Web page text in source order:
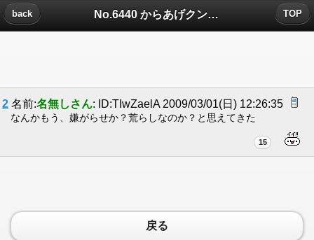
No.6440 からあげクンについたコメント
back TOP
2 名前:名無しさん: ID:TIwZaelA 2009/03/01(日) 12:26:35
なんかもう、嫌がらせか？荒らしなのか？と思えてきた
15
戻る